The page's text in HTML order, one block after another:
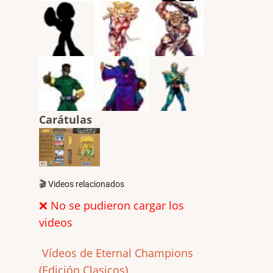
Carátulas
🎬 Videos relacionados
❌ No se pudieron cargar los
videos
Vídeos de Eternal Champions
(Edición Clasicos)